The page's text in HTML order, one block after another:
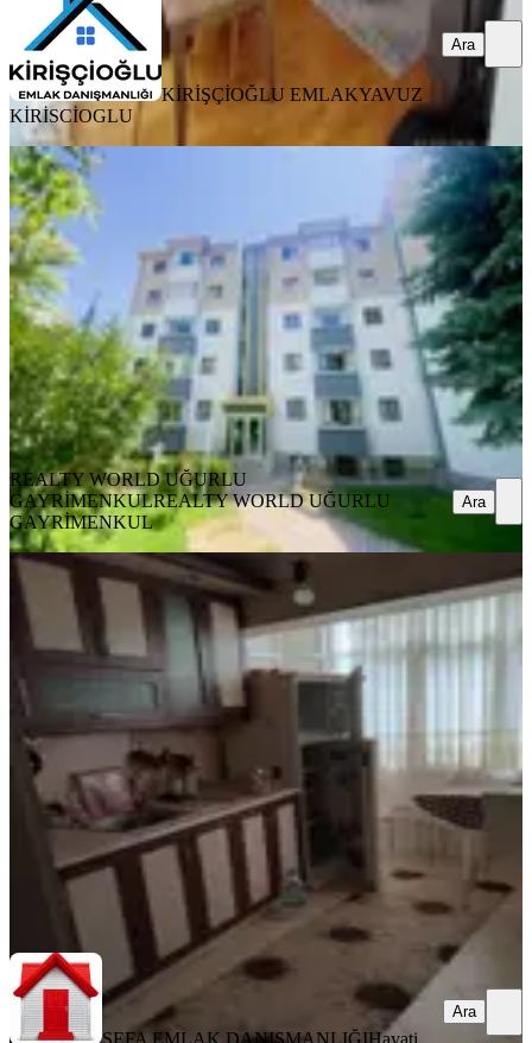
KİRİŞÇİOĞLU EMLAKYAVUZ
KİRİSCİOGLU
Ara
YENİ
Çayyolu Yeşilada Sıtesı Kiralık 3+1
Çankaya, Koru Mahallesi
3+1·110 m² 3. Kat ·07.08.2026
60.000 ₺
REALTY WORLD UĞURLU GAYRİMENKUL
REALTY
WORLD UĞURLU GAYRİMENKUL
Ara
REALTY WORLD UĞURLU
GAYRİMENKULREALTY WORLD UĞURLU
GAYRİMENKUL
Ara
YENİ
Ful Eşyalı Dikmen Ata Mah.3+1
Salon Bağımsız 2.kat Kombili Özel
Garaj.
Çankaya, Ata Mahallesi
3+1· 135 m²·
44.000 ₺
SEFA EMLAK DANIŞMANLIĞI Hayati Sefa AYDURMUŞ
SEFA EMLAK DANIŞMANLIĞIHayati
Ara